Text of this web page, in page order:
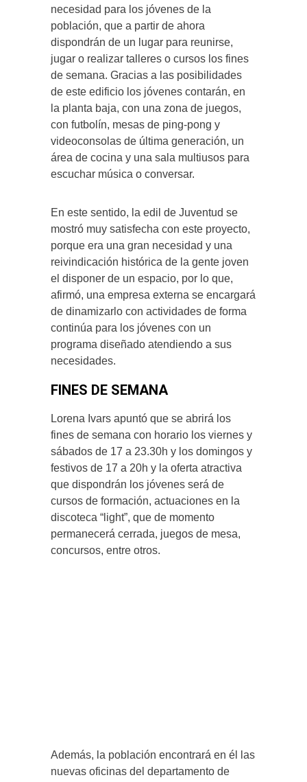
necesidad para los jóvenes de la
población, que a partir de ahora
dispondrán de un lugar para reunirse,
jugar o realizar talleres o cursos los fines
de semana. Gracias a las posibilidades
de este edificio los jóvenes contarán, en
la planta baja, con una zona de juegos,
con futbolín, mesas de ping-pong y
videoconsolas de última generación, un
área de cocina y una sala multiusos para
escuchar música o conversar.
En este sentido, la edil de Juventud se
mostró muy satisfecha con este proyecto,
porque era una gran necesidad y una
reivindicación histórica de la gente joven
el disponer de un espacio, por lo que,
afirmó, una empresa externa se encargará
de dinamizarlo con actividades de forma
continúa para los jóvenes con un
programa diseñado atendiendo a sus
necesidades.
FINES DE SEMANA
Lorena Ivars apuntó que se abrirá los
fines de semana con horario los viernes y
sábados de 17 a 23.30h y los domingos y
festivos de 17 a 20h y la oferta atractiva
que dispondrán los jóvenes será de
cursos de formación, actuaciones en la
discoteca “light”, que de momento
permanecerá cerrada, juegos de mesa,
concursos, entre otros.
Además, la población encontrará en él las
nuevas oficinas del departamento de